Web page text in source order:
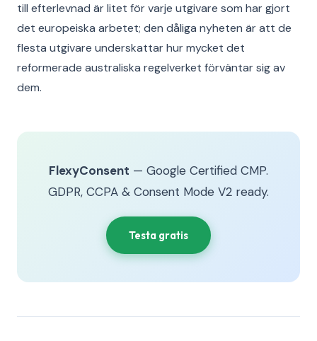
till efterlevnad är litet för varje utgivare som har gjort
det europeiska arbetet; den dåliga nyheten är att de
flesta utgivare underskattar hur mycket det
reformerade australiska regelverket förväntar sig av
dem.
FlexyConsent — Google Certified CMP.
GDPR, CCPA & Consent Mode V2 ready.
Testa gratis